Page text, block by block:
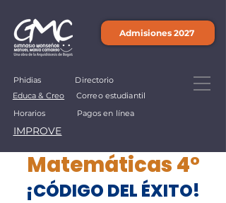
Admisiones 2027
Phidias
Educa & Creo
Horarios
Directorio
Correo estudiantil
Pagos en línea
IMPROVE
Matemáticas 4°
¡CÓDIGO DEL ÉXITO!